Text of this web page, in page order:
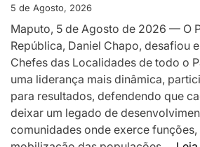
5 de Agosto, 2026
Maputo, 5 de Agosto de 2026 — O
República, Daniel Chapo, desafiou
Chefes das Localidades de todo o
uma liderança mais dinâmica,
para resultados, defendendo que
deixar um legado de
comunidades onde exerce funções,